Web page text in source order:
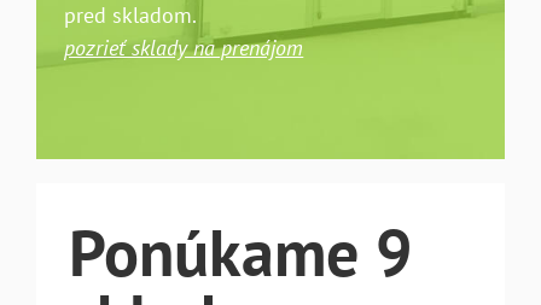
pred skladom.
pozrieť sklady na prenájom
Ponúkame 9